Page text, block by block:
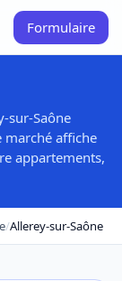
Formulaire
sur-Saône
marché affiche
appartements,
/Allerey-sur-Saône